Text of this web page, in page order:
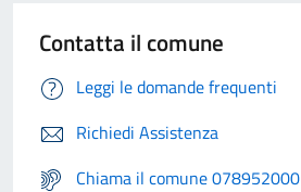
Contatta il comune
Leggi le domande frequenti
Richiedi Assistenza
Chiama il comune 078952000